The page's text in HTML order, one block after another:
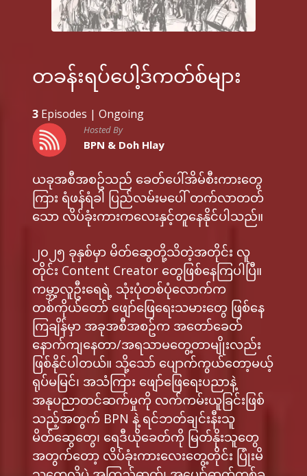
တခန်းရပ်ပေါ့ဒ်ကတ်စ်များ
3 Episodes |Ongoing
Hosted By
BPN & Doh Hlay
ယခုအစီအစဥ်သည် ခေတ်ပေါ်အိမ်စီးကားတွေ
ကြား ရံဖန်ရံခါ ပြည်လမ်းမပေါ် တက်လာတတ်
သော လိပ်ခုံးကားကလေးနှင့်တူနေနိုင်ပါသည်။
၂၀၂၅ ခုနှစ်မှာ မိတ်ဆွေတို့သိတဲ့အတိုင်း လူ
တိုင်း Content Creator တွေဖြစ်နေကြပါပြီ။
ကမ္ဘာ့လူဦးရေရဲ့ သုံးပုံတစ်ပုံလောက်က
တစ်ကိုယ်တော် ဖျော်ဖြေရေးသမားတွေ ဖြစ်နေ
ကြချိန်မှာ အခုအစီအစဥ်က အတော်ခေတ်
နောက်ကျနေတာ/အရသာမတွေ့တာမျိုးလည်း
ဖြစ်နိုင်ပါတယ်။ သို့သော် ပျောက်ကွယ်တော့မယ့်
ရုပ်မမြင်၊ အသံကြား ဖျော်ဖြေရေးပညာနဲ့
အနုပညာတင်ဆက်မှုကို လက်ကမ်းယူခြင်းဖြစ်
သည့်အတွက် BPN နဲ့ ရင်ဘတ်ချင်းနီးသူ
မိတ်ဆွေတွေ၊​ ရေဒီယိုခေတ်ကို မြတ်နိုးသူတွေ
အတွက်တော့ လိပ်ခုံးကားလေးတွေ့တိုင်း ပြုံးမိ